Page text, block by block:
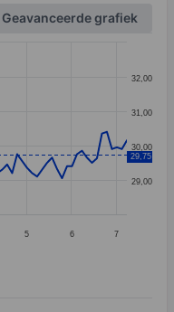
Geavanceerde grafiek
5 6 7
29,00
30,00
31,00
32,00
29,75